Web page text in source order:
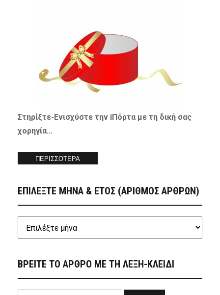
Στηρίξτε-Ενισχύστετην iΠόρτα με τη δική σας
χορηγία…
ΠΕΡΙΣΣΟΤΕΡΑ
ΕΠΙΛΕΞΤΕ ΜΗΝΑ & ΕΤΟΣ (ΑΡΙΘΜΟΣ ΑΡΘΡΩΝ)
ΒΡΕΙΤΕ ΤΟ ΑΡΘΡΟ ΜΕ ΤΗ ΛΕΞΗ-ΚΛΕΙΔΙ